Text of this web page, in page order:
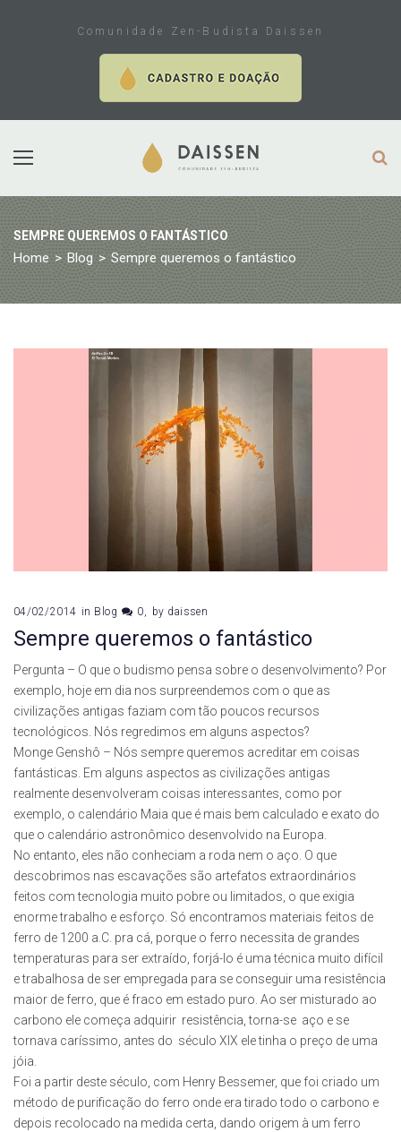
Comunidade Zen-Budista Daissen
SEMPRE QUEREMOS O FANTÁSTICO
Home > Blog > Sempre queremos o fantástico
04/02/2014 in Blog 0 by daissen
Sempre queremos o fantástico
Pergunta – O que o budismo pensa sobre o desenvolvimento? Por
exemplo, hoje em dia nos surpreendemos com o que as
civilizações antigas faziam com tão poucos recursos
tecnológicos. Nós regredimos em alguns aspectos?
Monge Genshô – Nós sempre queremos acreditar em coisas
fantásticas. Em alguns aspectos as civilizações antigas
realmente desenvolveram coisas interessantes, como por
exemplo, o calendário Maia que é mais bem calculado e exato do
que o calendário astronômico desenvolvido na Europa.
No entanto, eles não conheciam a roda nem o aço. O que
descobrimos nas escavações são artefatos extraordinários
feitos com tecnologia muito pobre ou limitados, o que exigia
enorme trabalho e esforço. Só encontramos materiais feitos de
ferro de 1200 a.C. pra cá, porque o ferro necessita de grandes
temperaturas para ser extraído, forjá-lo é uma técnica muito difícil
e trabalhosa de ser empregada para se conseguir uma resistência
maior de ferro, que é fraco em estado puro. Ao ser misturado ao
carbono ele começa adquirir resistência, torna-se aço e se
tornava caríssimo, antes do século XIX ele tinha o preço de uma
jóia.
Foi a partir deste século, com Henry Bessemer, que foi criado um
método de purificação do ferro onde era tirado todo o carbono e
depois recolocado na medida certa, dando origem à um ferro